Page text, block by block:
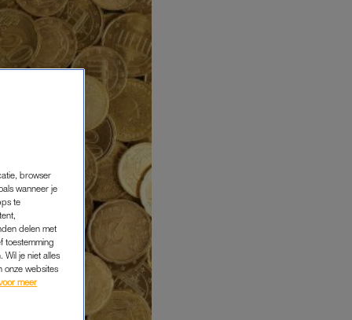
browser
wanneer je
te
delen met
toestemming
Wil je niet alles
onze websites
meer